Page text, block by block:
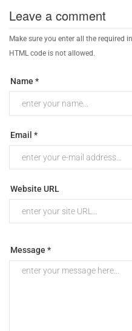
Leave a comment
Make sure you enter all the required
HTML code is not allowed.
Name *
Email *
Website URL
Message *